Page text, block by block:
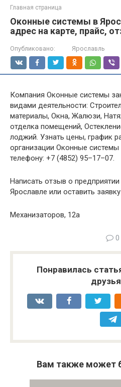
Главная страница
Оконные системы в
адрес на карте, прайс,
Опубликовано: Ярославль
Компания Оконные системы
видами деятельности:
материалы, Окна, Жалюзи,
отделка помещений,
лоджий. Узнать цены, график
организации Оконные
телефону: +7 (4852) 95–17–07.
Написать отзыв о
Ярославле или оставить
Механизаторов, 12а
0
Понравилась
Вам также может